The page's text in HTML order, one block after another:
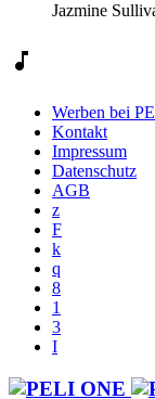
Jazmine
music_note
Werben bei
Kontakt
Impressum
Datenschutz
AGB